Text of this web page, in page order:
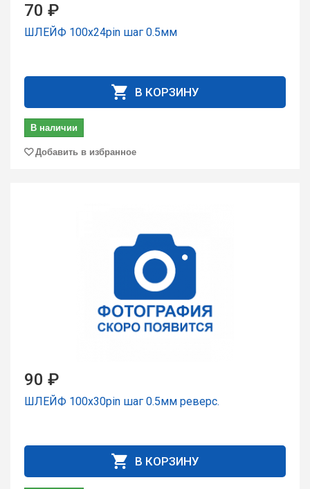
70 ₽
ШЛЕЙФ 100x24pin шаг 0.5мм
В КОРЗИНУ
В наличии
Добавить в избранное
90 ₽
ШЛЕЙФ 100x30pin шаг 0.5мм реверс.
В КОРЗИНУ